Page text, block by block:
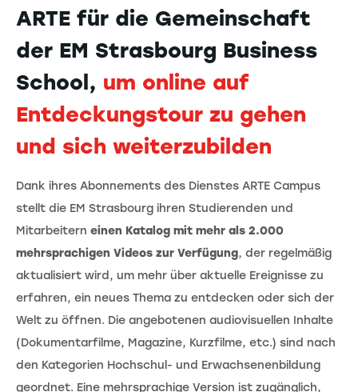
ARTE für die Gemeinschaft
der EM Strasbourg Business
School, um online auf
Entdeckungstour zu gehen
und sich weiterzubilden
Dank ihres Abonnements des Dienstes ARTE Campus
stellt die EM Strasbourg ihren Studierenden und
Mitarbeitern einen Katalog mit mehr als 2.000
mehrsprachigen Videos zur Verfügung, der regelmäßig
aktualisiert wird, um mehr über aktuelle Ereignisse zu
erfahren, ein neues Thema zu entdecken oder sich der
Welt zu öffnen. Die angebotenen audiovisuellen Inhalte
(Dokumentarfilme, Magazine, Kurzfilme, etc.) sind nach
den Kategorien Hochschul- und Erwachsenenbildung
geordnet. Eine mehrsprachige Version ist zugänglich,